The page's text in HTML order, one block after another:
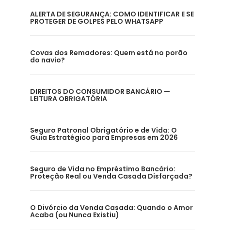
ALERTA DE SEGURANÇA: COMO IDENTIFICAR E SE
PROTEGER DE GOLPES PELO WHATSAPP
Covas dos Remadores: Quem está no porão
do navio?
DIREITOS DO CONSUMIDOR BANCÁRIO —
LEITURA OBRIGATÓRIA
Seguro Patronal Obrigatório e de Vida: O
Guia Estratégico para Empresas em 2026
Seguro de Vida no Empréstimo Bancário:
Proteção Real ou Venda Casada Disfarçada?
O Divórcio da Venda Casada: Quando o Amor
Acaba (ou Nunca Existiu)